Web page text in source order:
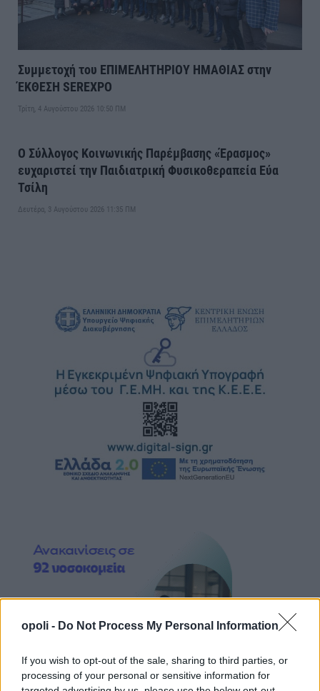
opoli - Do Not Process My Personal Information
If you wish to opt-out of the sale, sharing to third parties, or
processing of your personal or sensitive information for
Συμμετοχή του ΕΠΙΜΕΛΗΤΗΡΙΟΥ ΗΜΑΘΙΑΣ στην
ΈΚΘΕΣΗ SEREXPO
Τρίτη, 4 Αυγούστου 2026 10:50 ΠΜ
Ο Σύλλογος Κοινωνικής Παρέμβασης «Έρασμος»
ευχαριστεί την Παιδιατρική Φυσικοθεραπεία Εύα
Τσίλη
Δευτέρα, 3 Αυγούστου 2026 11:35 ΠΜ